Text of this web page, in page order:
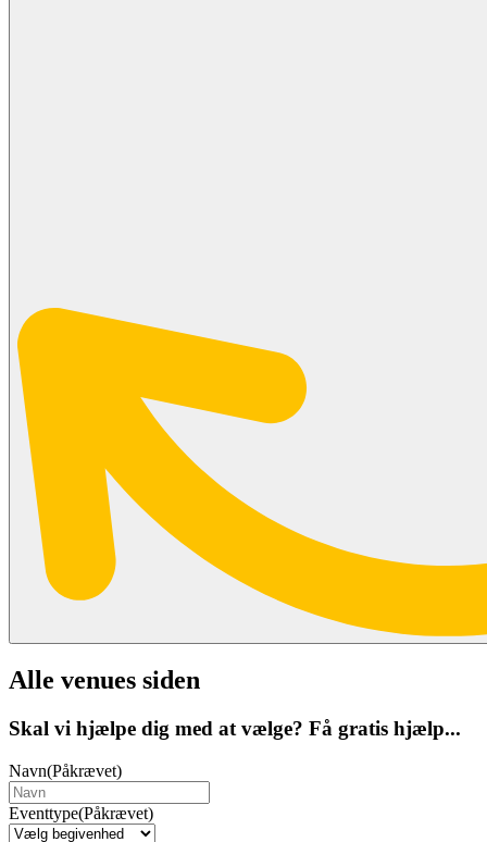
Alle venues siden
Skal vi hjælpe dig med at vælge? Få gratis hjælp...
Navn(Påkrævet)
Eventtype(Påkrævet)